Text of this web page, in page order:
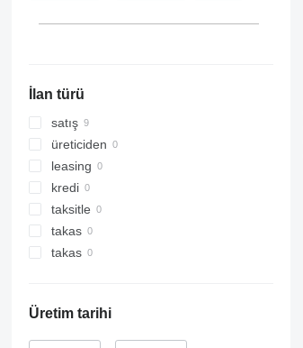
İlan türü
satış
üreticiden
leasing
kredi
taksitle
takas
takas
Üretim tarihi